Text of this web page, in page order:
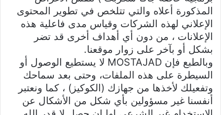
المذكورة أعلاه والتي تتلخص في تطوير المحتوى
الإعلاني لهذه الشركات وقياس مدى فاعلية هذه
الإعلانات ، من دون أي أهداف أخرى قد تضر
بشكل أو بآخر على زوار موقعنا.
وبالطبع فإن MOSTAJAD لا يستطيع الوصول أو
السيطرة على هذه الملفات، وحتى بعد سماحك
وتفعيلك لأخذها من جهازك (الكوكيز) ، كما ونعتبر
أنفسنا غير مسؤولين بأي شكل من الأشكال عن